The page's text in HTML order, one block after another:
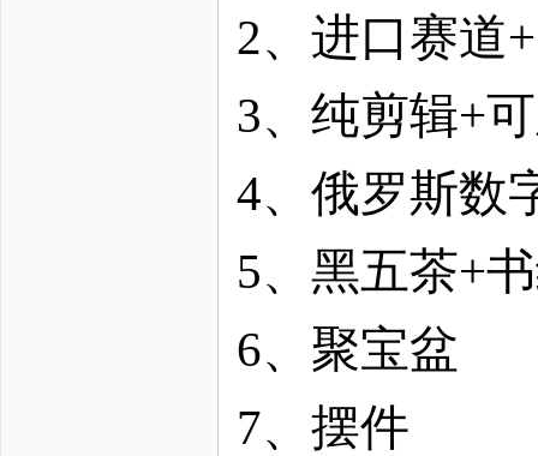
2、进口赛道
3、纯剪辑+
4、俄罗斯数
5、黑五茶+
6、聚宝盆
7、摆件